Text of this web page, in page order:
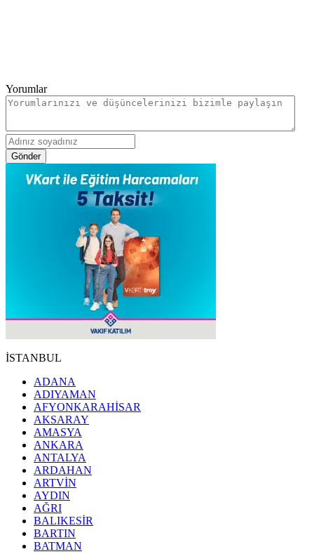
Yorumlar
Gönder
İSTANBUL
ADANA
ADIYAMAN
AFYONKARAHİSAR
AKSARAY
AMASYA
ANKARA
ANTALYA
ARDAHAN
ARTVİN
AYDIN
AĞRI
BALIKESİR
BARTIN
BATMAN